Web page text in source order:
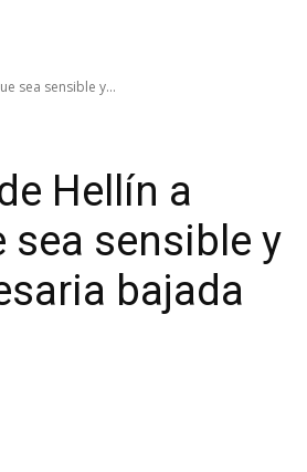
sea sensible y...
Hellín a
sea sensible y
bajada